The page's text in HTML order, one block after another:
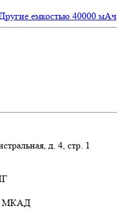
емкостью 40000 мАч
д. 4, стр. 1
МКАД